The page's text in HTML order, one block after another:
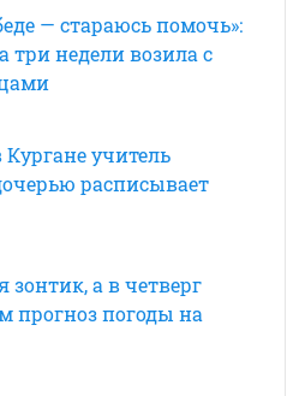
— стараюсь помочь»:
три недели возила с
Кургане учитель
расписывает
зонтик, а в четверг
прогноз погоды на